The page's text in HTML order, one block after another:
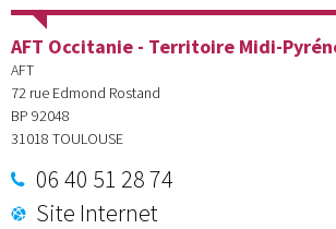
AFT Occitanie - Territoire Midi-
AFT
72 rue Edmond Rostand
BP 92048
31018 TOULOUSE
06 40 51 28 74
Site Internet